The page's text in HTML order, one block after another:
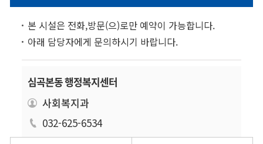
본 시설은 전화,방문(으)로만 예약이 가능합니다.
아래 담당자에게 문의하시기 바랍니다.
심곡본동 행정복지센터
사회복지과
032-625-6534